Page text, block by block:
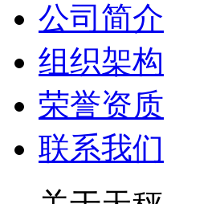
公司简介
组织架构
荣誉资质
联系我们